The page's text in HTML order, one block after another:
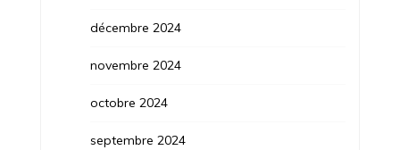
décembre 2024
novembre 2024
octobre 2024
septembre 2024